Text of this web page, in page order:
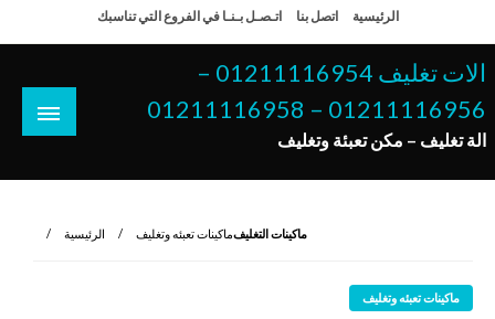
إلى
المحتوى
الرئيسية اتصل بنا اتـصـل بـنـا في الفروع التي تناسبك
الات تغليف 01211116954 –
01211116956 – 01211116958
الة تغليف – مكن تعبئة وتغليف
الرئيسية ماكينات تعبئه وتغليفماكينات التغليف
ماكينات تعبئه وتغليف